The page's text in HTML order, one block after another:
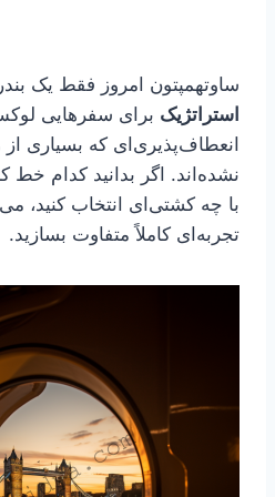
ساوتهمپتون امروز فقط یک
استراتژیک برای سفرهایی
انعطاف‌پذیری‌ای که بسیاری
نشده‌اند. اگر بدانید کدام خط
با چه کشتی‌ای انتخاب کنید،
تجربه‌ای کاملاً متفاوت بسازید.